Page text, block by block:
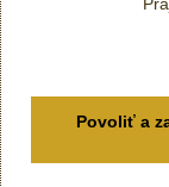
Povoliť a